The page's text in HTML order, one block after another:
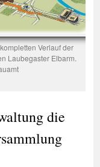
Verlauf der
Laubegaster Elbarm.
die